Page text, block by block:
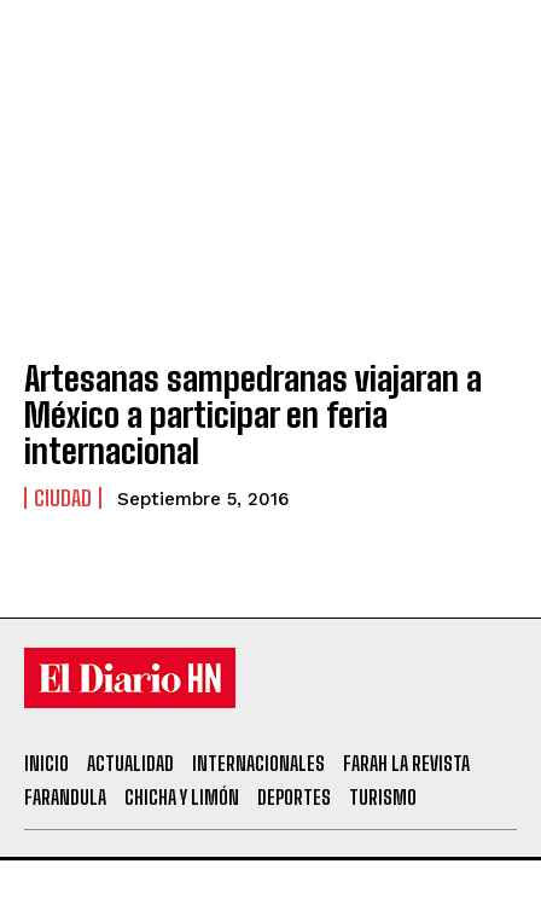
Artesanas sampedranas viajaran a
México a participar en feria
internacional
CIUDAD Septiembre 5, 2016
INICIO ACTUALIDAD INTERNACIONALES
FARAH LA REVISTA
FARANDULA
CHICHA Y LIMÓN DEPORTES TURISMO